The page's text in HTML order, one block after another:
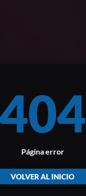
Página error
VOLVER AL INICIO